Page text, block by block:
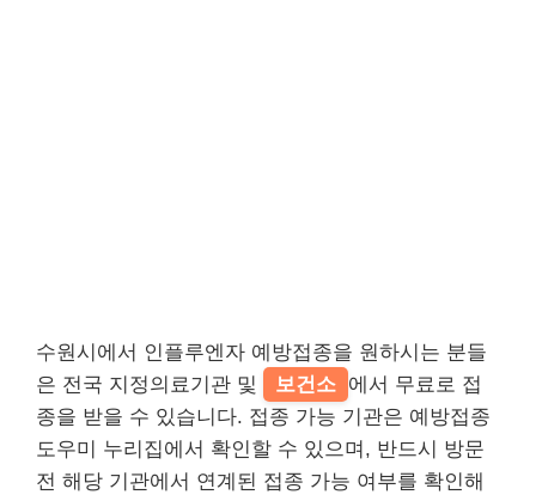
수원시에서 인플루엔자 예방접종을 원하시는 분들
은 전국 지정의료기관 및
보건소 에서 무료로 접
종을 받을 수 있습니다. 접종 가능 기관은 예방접종
도우미 누리집에서 확인할 수 있으며, 반드시 방문
전 해당 기관에서 연계된 접종 가능 여부를 확인해